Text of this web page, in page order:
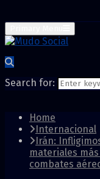
Search for:
Home
Internacional
Irán:
materiales
combates